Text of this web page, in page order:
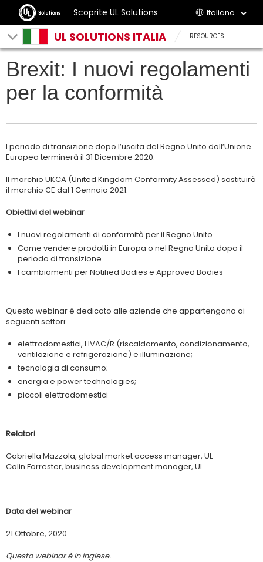
Scoprite UL Solutions Italiano
UL SOLUTIONS ITALIA RESOURCES
Brexit: I nuovi regolamenti
per la conformità
l periodo di transizione dopo l’uscita del Regno Unito dall’Unione
Europea terminerà il 31 Dicembre 2020.
Il marchio UKCA (United Kingdom Conformity Assessed) sostituirà
il marchio CE dal 1 Gennaio 2021.
Obiettivi del webinar
I nuovi regolamenti di conformità per il Regno Unito
Come vendere prodotti in Europa o nel Regno Unito dopo il
periodo di transizione
I cambiamenti per Notified Bodies e Approved Bodies
Questo webinar è dedicato alle aziende che appartengono ai
seguenti settori:
elettrodomestici, HVAC/R (riscaldamento, condizionamento,
ventilazione e refrigerazione) e illuminazione;
tecnologia di consumo;
energia e power technologies;
piccoli elettrodomestici
Relatori
Gabriella Mazzola, global market access manager, UL
Colin Forrester, business development manager, UL
Data del webinar
21 Ottobre, 2020
Questo webinar è in inglese.